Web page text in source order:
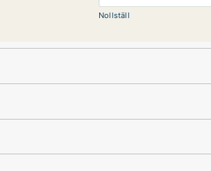
Nollställ